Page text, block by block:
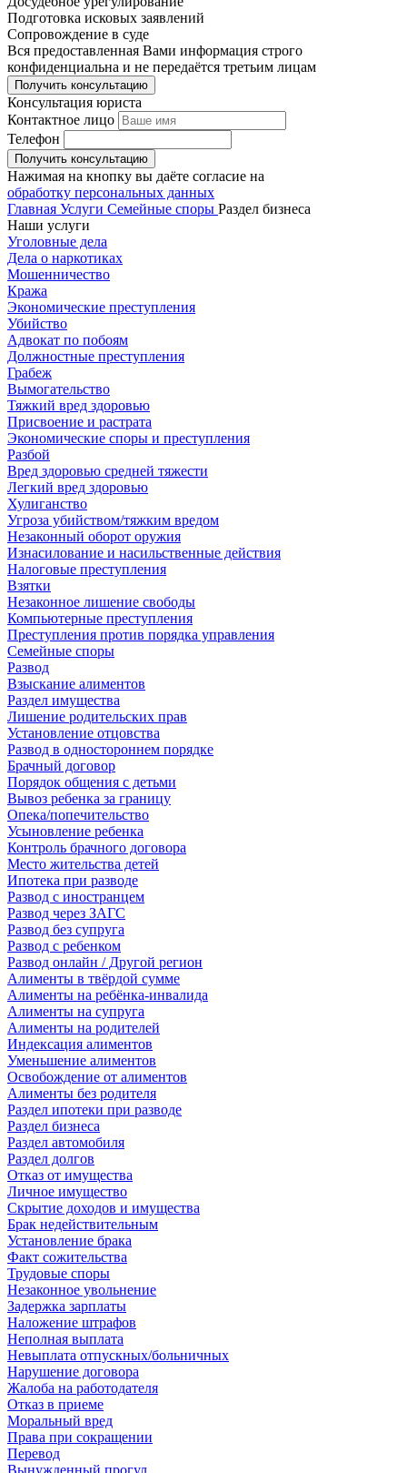
Подготовка исковых заявлений
Сопровождение в суде
Вся предоставленная Вами информация строго
конфиденциальна и не передаётся третьим лицам
Получить консультацию
Консультация юриста
Контактное лицо
Телефон
Получить консультацию
Нажимая на кнопку вы даёте согласие на
обработку персональных данных
Главная Услуги Семейные споры Раздел бизнеса
Наши услуги
Уголовные дела
Дела о наркотиках
Мошенничество
Кража
Экономические преступления
Убийство
Адвокат по побоям
Должностные преступления
Грабеж
Вымогательство
Тяжкий вред здоровью
Присвоение и растрата
Экономические споры и преступления
Разбой
Вред здоровью средней тяжести
Легкий вред здоровью
Хулиганство
Угроза убийством/тяжким вредом
Незаконный оборот оружия
Изнасилование и насильственные действия
Налоговые преступления
Взятки
Незаконное лишение свободы
Компьютерные преступления
Преступления против порядка управления
Семейные споры
Развод
Взыскание алиментов
Раздел имущества
Лишение родительских прав
Установление отцовства
Развод в одностороннем порядке
Брачный договор
Порядок общения с детьми
Вывоз ребенка за границу
Опека/попечительство
Усыновление ребенка
Контроль брачного договора
Место жительства детей
Ипотека при разводе
Развод с иностранцем
Развод через ЗАГС
Развод без супруга
Развод с ребенком
Развод онлайн / Другой регион
Алименты в твёрдой сумме
Алименты на ребёнка-инвалида
Алименты на супруга
Алименты на родителей
Индексация алиментов
Уменьшение алиментов
Освобождение от алиментов
Алименты без родителя
Раздел ипотеки при разводе
Раздел бизнеса
Раздел автомобиля
Раздел долгов
Отказ от имущества
Личное имущество
Скрытие доходов и имущества
Брак недействительным
Установление брака
Факт сожительства
Трудовые споры
Незаконное увольнение
Задержка зарплаты
Наложение штрафов
Неполная выплата
Невыплата отпускных/больничных
Нарушение договора
Жалоба на работодателя
Отказ в приеме
Моральный вред
Права при сокращении
Перевод
Вынужденный прогул